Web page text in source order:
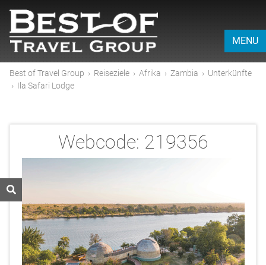
MENU
Best of Travel Group › Reiseziele › Afrika › Zambia › Unterkünfte
› Ila Safari Lodge
Webcode: 219356